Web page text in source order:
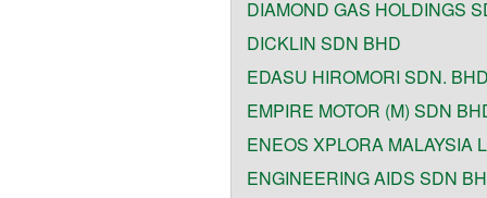
DIAMOND GAS HOLDINGS
DICKLIN SDN BHD
EDASU HIROMORI SDN.
EMPIRE MOTOR (M) SDN
ENEOS XPLORA MALAYSIA
ENGINEERING AIDS SDN